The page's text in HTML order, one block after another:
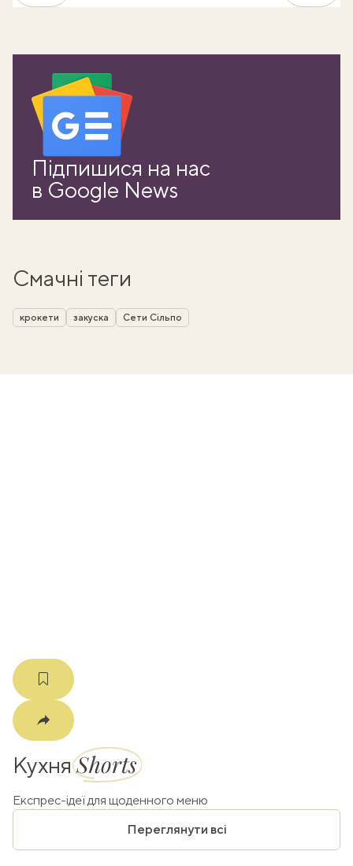
Підпишися на нас
в Google News
Смачні теги
крокети закуска Сети Сільпо
КухняShorts
Експрес-ідеї для щоденного меню
Переглянути всі